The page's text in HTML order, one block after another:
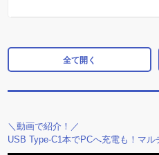
全て開く
＼動画で紹介！／
USB Type-C1本でPCへ充電も！マル